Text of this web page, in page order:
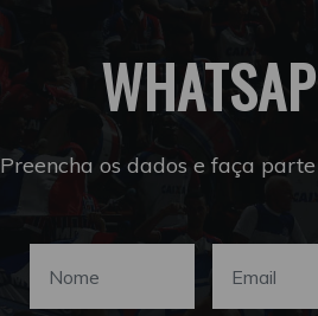
Preencha os dados e faça